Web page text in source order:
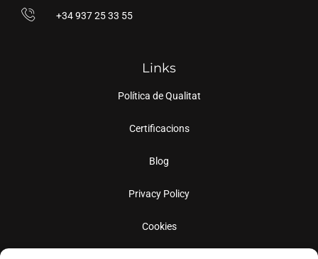
+34 937 25 33 55
Links
Política de Qualitat
Certificacions
Blog
Privacy Policy
Cookies